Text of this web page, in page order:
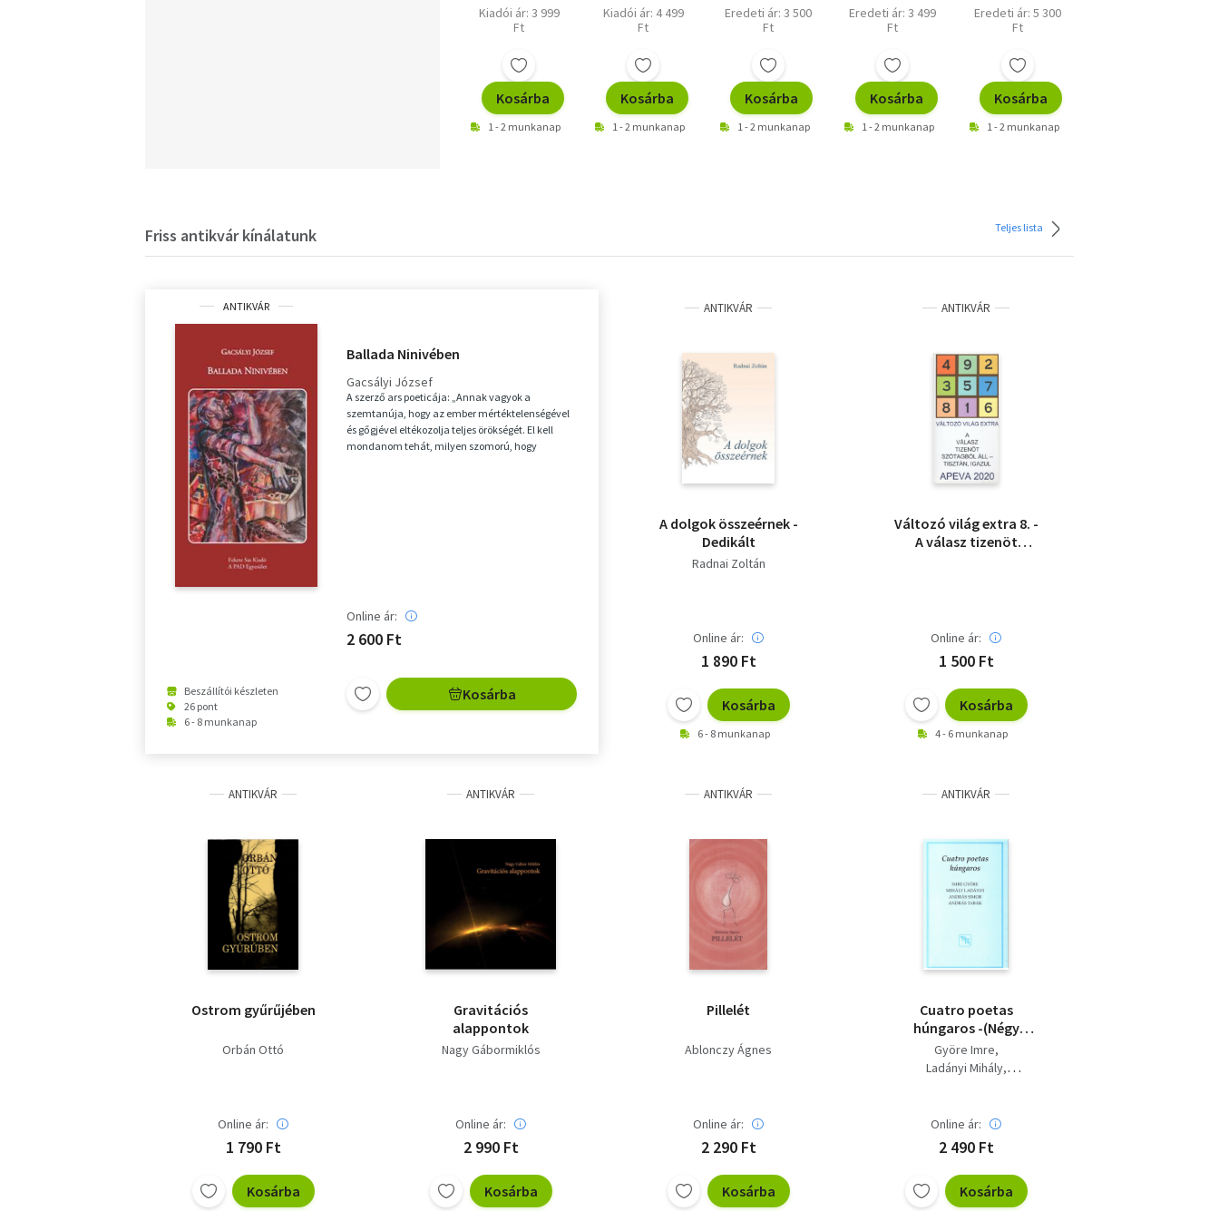
Kiadói ár: 3 999
Ft
Kosárba
1 - 2 munkanap
Kiadói ár: 4 499
Ft
Kosárba
1 - 2 munkanap
Eredeti ár: 3 500
Ft
Kosárba
1 - 2 munkanap
Eredeti ár: 3 499
Ft
Kosárba
1 - 2 munkanap
Eredeti ár: 5 300
Ft
Kosárba
1 - 2 munkanap
Friss antikvár kínálatunk Teljes lista
ANTIKVÁR
Beszállítói készleten
26 pont
6 - 8 munkanap
Ballada Ninivében
Gacsályi József
A szerző ars poeticája: „Annak vagyok a
szemtanúja, hogy az ember mértéktelenségével
és gőgjével eltékozolja teljes örökségét. El kell
mondanom tehát, milyen szomorú, hogy
Online ár:
2 600 Ft
Kosárba
ANTIKVÁR
A dolgok összeérnek -
Dedikált
Radnai Zoltán
Online ár:
1 890 Ft
Kosárba
6 - 8 munkanap
ANTIKVÁR
Változó világ extra 8. -
A válasz tizenöt
Online ár:
1 500 Ft
Kosárba
4 - 6 munkanap
ANTIKVÁR
Ostrom gyűrűjében
Orbán Ottó
Online ár:
1 790 Ft
Kosárba
ANTIKVÁR
Gravitációs
alappontok
Nagy Gábormiklós
Online ár:
2 990 Ft
Kosárba
ANTIKVÁR
Pillelét
Ablonczy Ágnes
Online ár:
2 290 Ft
Kosárba
ANTIKVÁR
Cuatro poetas
húngaros -(Négy
magyar költő) -
spanyol nyelvű
Györe Imre
Ladányi Mihály
Online ár:
2 490 Ft
Kosárba